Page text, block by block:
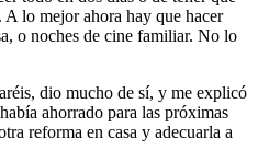
A lo mejor ahora hay que hacer
o noches de cine familiar. No lo
dio mucho de sí, y me explicó
ahorrado para las próximas
reforma en casa y adecuarla a